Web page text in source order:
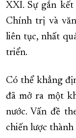
XXI. Sự gắn
Chính trị và
liên tục, nhất
triển.
Có thể khẳng
đã mở ra một
nước. Vấn đề
chiến lược